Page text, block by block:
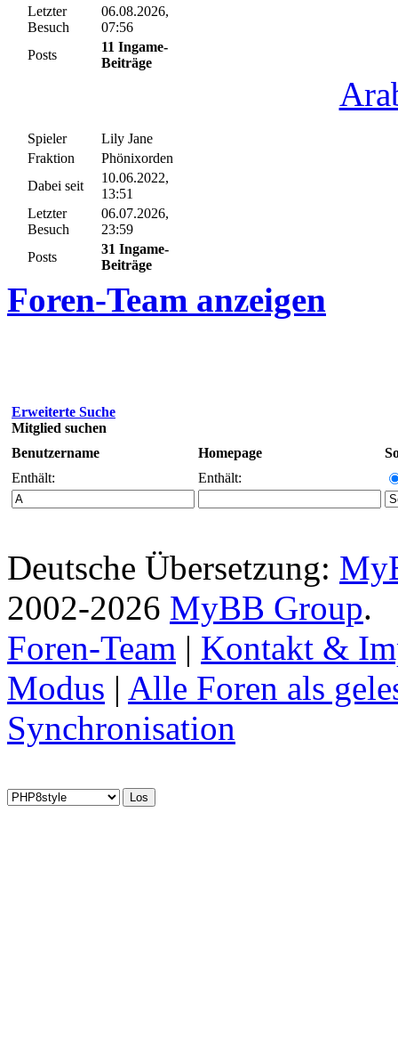
Letzter
Besuch
06.08.2026,
07:56
Posts
11 Ingame-
Beiträge
Spieler
Lily Jane
Fraktion
Phönixorden
Dabei seit
10.06.2022,
13:51
Letzter
Besuch
06.07.2026,
23:59
Posts
31 Ingame-
Beiträge
Foren-Team anzeigen
Erweiterte Suche
Mitglied suchen
Benutzername
Homepage
Enthält:
Enthält:
Deutsche Übersetzung:
2002-2026 MyBB Group.
Foren-Team | Kontakt &
Modus | Alle Foren als
Synchronisation